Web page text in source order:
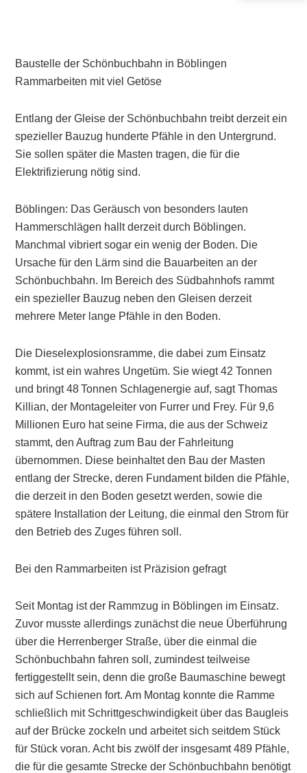
Baustelle der Schönbuchbahn in Böblingen
Rammarbeiten mit viel Getöse
Entlang der Gleise der Schönbuchbahn treibt derzeit ein
spezieller Bauzug hunderte Pfähle in den Untergrund.
Sie sollen später die Masten tragen, die für die
Elektrifizierung nötig sind.
Böblingen: Das Geräusch von besonders lauten
Hammerschlägen hallt derzeit durch Böblingen.
Manchmal vibriert sogar ein wenig der Boden. Die
Ursache für den Lärm sind die Bauarbeiten an der
Schönbuchbahn. Im Bereich des Südbahnhofs rammt
ein spezieller Bauzug neben den Gleisen derzeit
mehrere Meter lange Pfähle in den Boden.
Die Dieselexplosionsramme, die dabei zum Einsatz
kommt, ist ein wahres Ungetüm. Sie wiegt 42 Tonnen
und bringt 48 Tonnen Schlagenergie auf, sagt Thomas
Killian, der Montageleiter von Furrer und Frey. Für 9,6
Millionen Euro hat seine Firma, die aus der Schweiz
stammt, den Auftrag zum Bau der Fahrleitung
übernommen. Diese beinhaltet den Bau der Masten
entlang der Strecke, deren Fundament bilden die Pfähle,
die derzeit in den Boden gesetzt werden, sowie die
spätere Installation der Leitung, die einmal den Strom für
den Betrieb des Zuges führen soll.
Bei den Rammarbeiten ist Präzision gefragt
Seit Montag ist der Rammzug in Böblingen im Einsatz.
Zuvor musste allerdings zunächst die neue Überführung
über die Herrenberger Straße, über die einmal die
Schönbuchbahn fahren soll, zumindest teilweise
fertiggestellt sein, denn die große Baumaschine bewegt
sich auf Schienen fort. Am Montag konnte die Ramme
schließlich mit Schrittgeschwindigkeit über das Baugleis
auf der Brücke zockeln und arbeitet sich seitdem Stück
für Stück voran. Acht bis zwölf der insgesamt 489 Pfähle,
die für die gesamte Strecke der Schönbuchbahn benötigt